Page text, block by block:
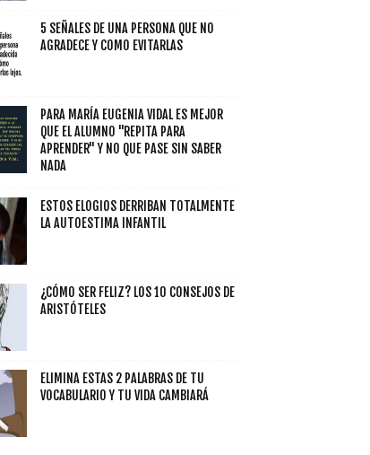
5 SEÑALES DE UNA PERSONA QUE NO
AGRADECE Y COMO EVITARLAS
PARA MARÍA EUGENIA VIDAL ES MEJOR
QUE EL ALUMNO "REPITA PARA
APRENDER" Y NO QUE PASE SIN SABER
NADA
ESTOS ELOGIOS DERRIBAN TOTALMENTE
LA AUTOESTIMA INFANTIL
¿CÓMO SER FELIZ? LOS 10 CONSEJOS DE
ARISTÓTELES
ELIMINA ESTAS 2 PALABRAS DE TU
VOCABULARIO Y TU VIDA CAMBIARÁ